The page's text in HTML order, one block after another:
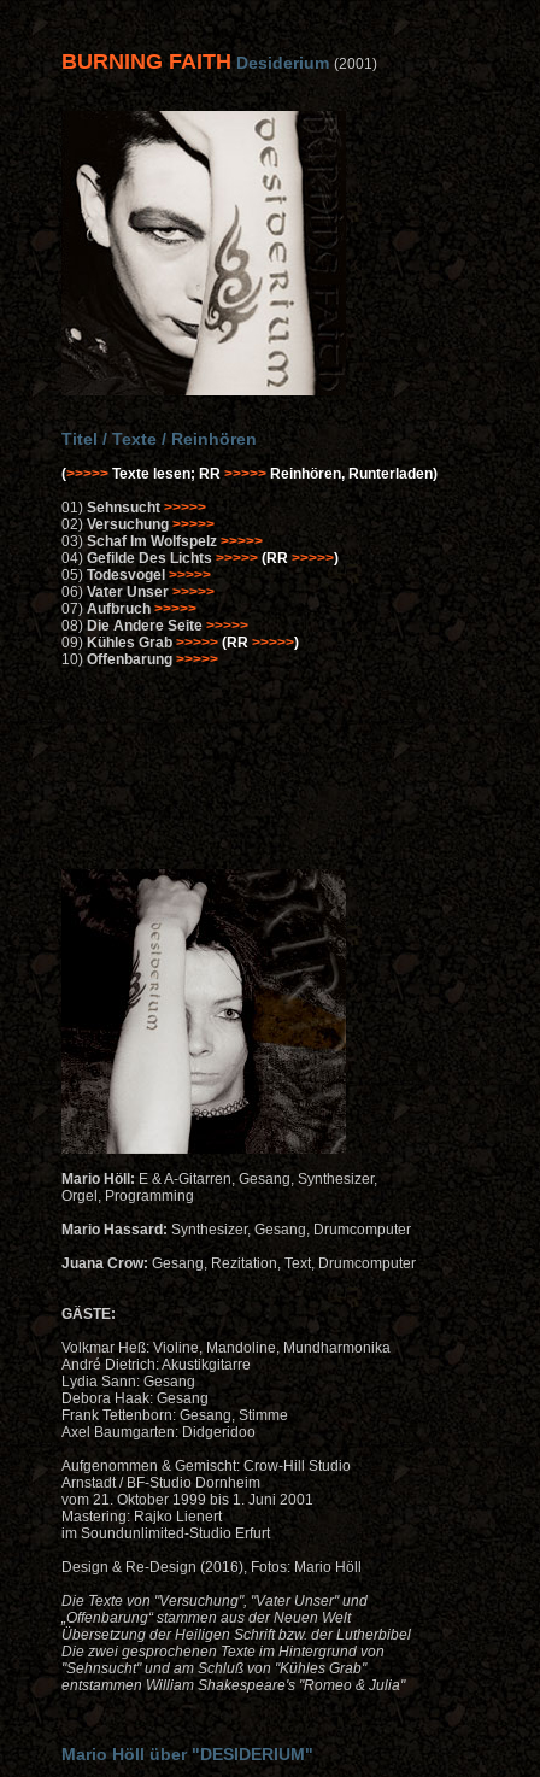
BURNING FAITH Desiderium (2001)
Titel / Texte / Reinhören
(>>>>> Texte lesen; RR >>>>> Reinhören, Runterladen)
01) Sehnsucht >>>>>
02) Versuchung >>>>>
03) Schaf Im Wolfspelz >>>>>
04) Gefilde Des Lichts >>>>> (RR >>>>>)
05) Todesvogel >>>>>
06) Vater Unser >>>>>
07) Aufbruch >>>>>
08) Die Andere Seite >>>>>
09) Kühles Grab >>>>> (RR >>>>>)
10) Offenbarung >>>>>
Mario Höll:E & A-Gitarren, Gesang, Synthesizer,
Orgel, Programming
Mario Hassard: Synthesizer, Gesang, Drumcomputer
Juana Crow: Gesang, Rezitation, Text, Drumcomputer
GÄSTE:
Volkmar Heß: Violine, Mandoline, Mundharmonika
André Dietrich: Akustikgitarre
Lydia Sann: Gesang
Debora Haak: Gesang
Frank Tettenborn: Gesang, Stimme
Axel Baumgarten: Didgeridoo
Aufgenommen & Gemischt: Crow-Hill Studio
Arnstadt / BF-Studio Dornheim
vom 21. Oktober 1999 bis 1. Juni 2001
Mastering: Rajko Lienert
im Soundunlimited-Studio Erfurt
Design & Re-Design (2016), Fotos: Mario Höll
Die Texte von "Versuchung", "Vater Unser" und
„Offenbarung“ stammen aus der Neuen Welt
Übersetzung der Heiligen Schrift bzw. der Lutherbibel
Die zwei gesprochenen Texte im Hintergrund von
"Sehnsucht" und am Schluß von "Kühles Grab"
entstammen William Shakespeare's "Romeo & Julia"
Mario Höll über "DESIDERIUM"